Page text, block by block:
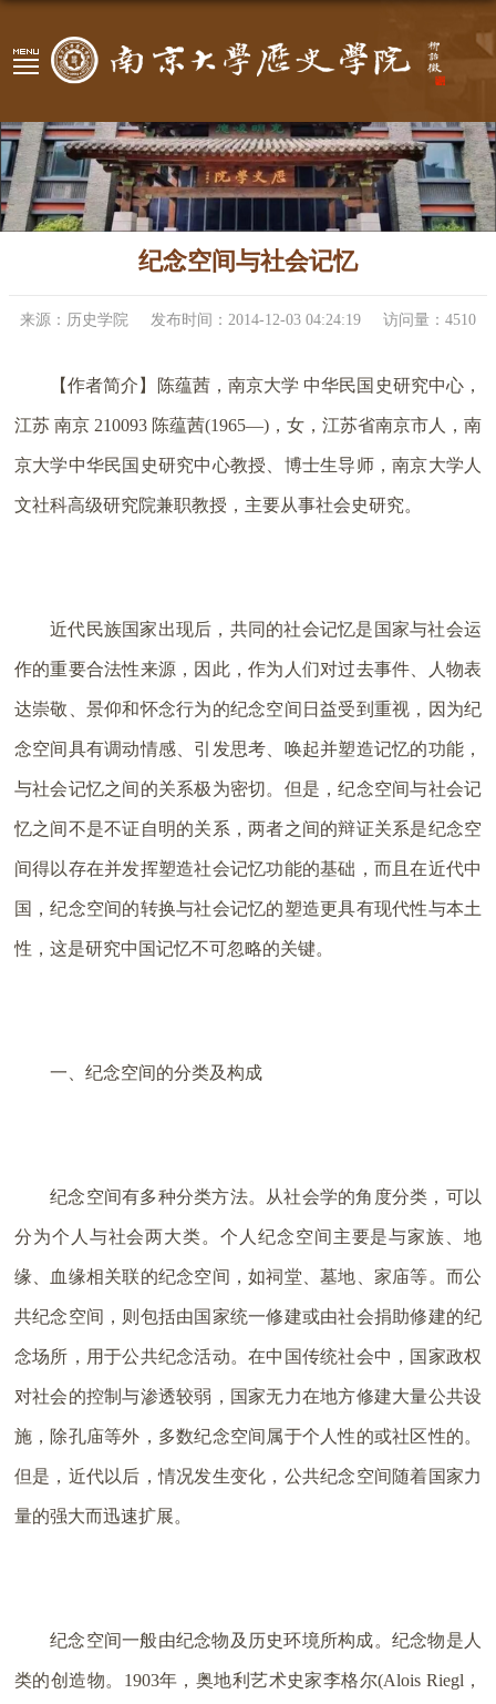
纪念空间与社会记忆
来源：历史学院 发布时间：2014-12-03 04:24:19 访问量： 4510
【作者简介】陈蕴茜，南京大学 中华民国史研究中心，
江苏 南京 210093 陈蕴茜(1965—)，女，江苏省南京市人，南
京大学中华民国史研究中心教授、博士生导师，南京大学人
文社科高级研究院兼职教授，主要从事社会史研究。
近代民族国家出现后，共同的社会记忆是国家与社会运
作的重要合法性来源，因此，作为人们对过去事件、人物表
达崇敬、景仰和怀念行为的纪念空间日益受到重视，因为纪
念空间具有调动情感、引发思考、唤起并塑造记忆的功能，
与社会记忆之间的关系极为密切。但是，纪念空间与社会记
忆之间不是不证自明的关系，两者之间的辩证关系是纪念空
间得以存在并发挥塑造社会记忆功能的基础，而且在近代中
国，纪念空间的转换与社会记忆的塑造更具有现代性与本土
性，这是研究中国记忆不可忽略的关键。
一、纪念空间的分类及构成
纪念空间有多种分类方法。从社会学的角度分类，可以
分为个人与社会两大类。个人纪念空间主要是与家族、地
缘、血缘相关联的纪念空间，如祠堂、墓地、家庙等。而公
共纪念空间，则包括由国家统一修建或由社会捐助修建的纪
念场所，用于公共纪念活动。在中国传统社会中，国家政权
对社会的控制与渗透较弱，国家无力在地方修建大量公共设
施，除孔庙等外，多数纪念空间属于个人性的或社区性的。
但是，近代以后，情况发生变化，公共纪念空间随着国家力
量的强大而迅速扩展。
纪念空间一般由纪念物及历史环境所构成。纪念物是人
类的创造物。1903年，奥地利艺术史家李格尔(Alois Riegl，